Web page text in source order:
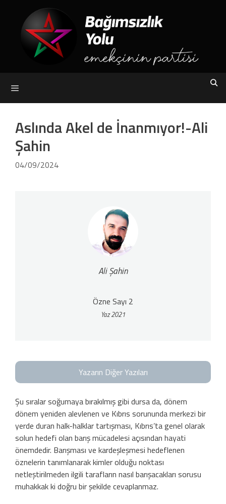
content
Aslında Akel de İnanmıyor!-Ali
Şahin
04/09/2024
Ali Şahin
Özne Sayı 2
Yaz 2021
Yazarın Diğer Yazıları
Şu sıralar soğumaya bırakılmış gibi dursa da, dönem
dönem yeniden alevlenen ve Kıbrıs sorununda merkezi bir
yerde duran halk-halklar tar­tışması, Kıbrıs’ta genel olarak
solun hede­fi olan barış mücadelesi açısından hayati
önemdedir. Barışması ve kardeşleşmesi hedeflenen
öznelerin tanımlanarak kimler olduğu noktası
netleştirilmeden ilgili taraf­ların nasıl barışacakları sorusu
muhakkak ki doğru bir şekilde cevaplanmaz.